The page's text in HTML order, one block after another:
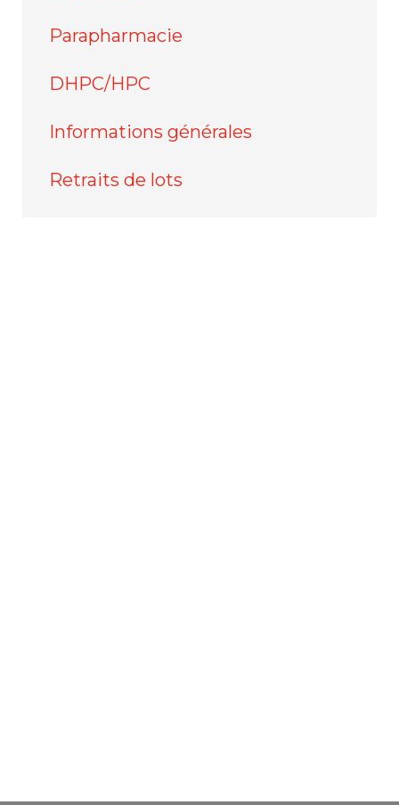
Parapharmacie
DHPC/HPC
Informations générales
Retraits de lots